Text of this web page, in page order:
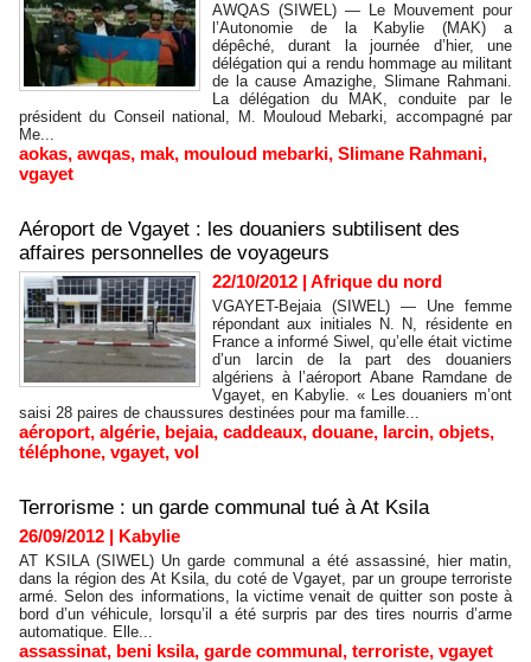
AWQAS (SIWEL) — Le Mouvement pour
l’Autonomie de la Kabylie (MAK) a
dépêché, durant la journée d’hier, une
délégation qui a rendu hommage au militant
de la cause Amazighe, Slimane Rahmani.
La délégation du MAK, conduite par le
président du Conseil national, M. Mouloud Mebarki, accompagné par
Me...
aokas, awqas, mak, mouloud mebarki, Slimane Rahmani,
vgayet
Aéroport de Vgayet : les douaniers subtilisent des
affaires personnelles de voyageurs
22/10/2012 | Afrique du nord
VGAYET-Bejaia (SIWEL) — Une femme
répondant aux initiales N. N, résidente en
France a informé Siwel, qu’elle était victime
d’un larcin de la part des douaniers
algériens à l’aéroport Abane Ramdane de
Vgayet, en Kabylie. « Les douaniers m’ont
saisi 28 paires de chaussures destinées pour ma famille...
aéroport, algérie, bejaia, caddeaux, douane, larcin, objets,
téléphone, vgayet, vol
Terrorisme : un garde communal tué à At Ksila
26/09/2012 | Kabylie
AT KSILA (SIWEL) Un garde communal a été assassiné, hier matin,
dans la région des At Ksila, du coté de Vgayet, par un groupe terroriste
armé. Selon des informations, la victime venait de quitter son poste à
bord d’un véhicule, lorsqu’il a été surpris par des tires nourris d’arme
automatique. Elle...
assassinat, beni ksila, garde communal, terroriste, vgayet